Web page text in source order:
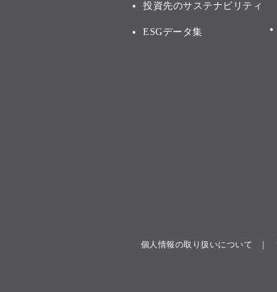
投資先のサステナビリティ
ESGデータ集
個人情報の取り扱いについて